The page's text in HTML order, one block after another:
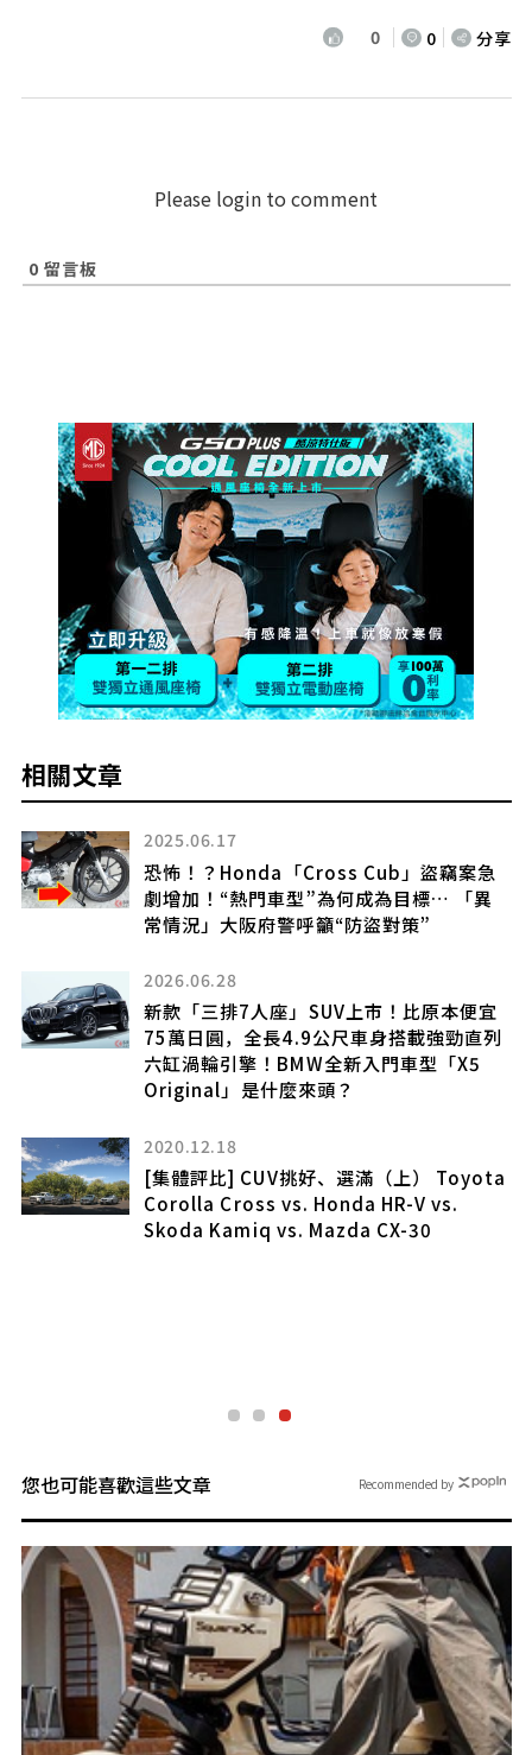
0 0 分享
Please login to comment
0 留言板
相關文章
2025.06.17
恐怖！？Honda「Cross Cub」盜竊案急
劇增加！“熱門車型”為何成為目標… 「異
常情況」大阪府警呼籲“防盜對策”
2026.06.28
新款「三排7人座」SUV上市！比原本便宜
75萬日圓，全長4.9公尺車身搭載強勁直列
六缸渦輪引擎！BMW全新入門車型「X5
Original」是什麼來頭？
2020.12.18
[集體評比] CUV挑好、選滿（上） Toyota
Corolla Cross vs. Honda HR-V vs.
Skoda Kamiq vs. Mazda CX-30
您也可能喜歡這些文章 Recommended by